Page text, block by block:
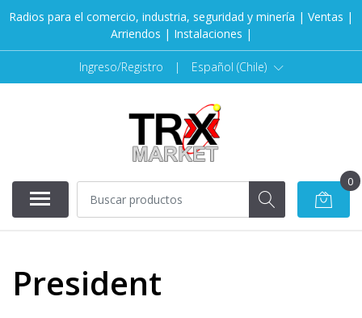
Radios para el comercio, industria, seguridad y minería | Ventas |
Arriendos | Instalaciones |
Ingreso/Registro | Español (Chile)
0
President